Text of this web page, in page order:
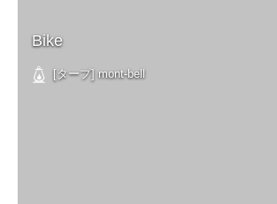
Bike
[タープ] mont-bell